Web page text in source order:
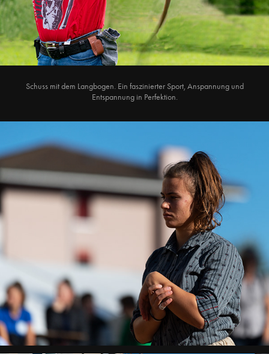
Schuss mit dem Langbogen. Ein faszinierter Sport, Anspannung und
Entspannung in Perfektion.